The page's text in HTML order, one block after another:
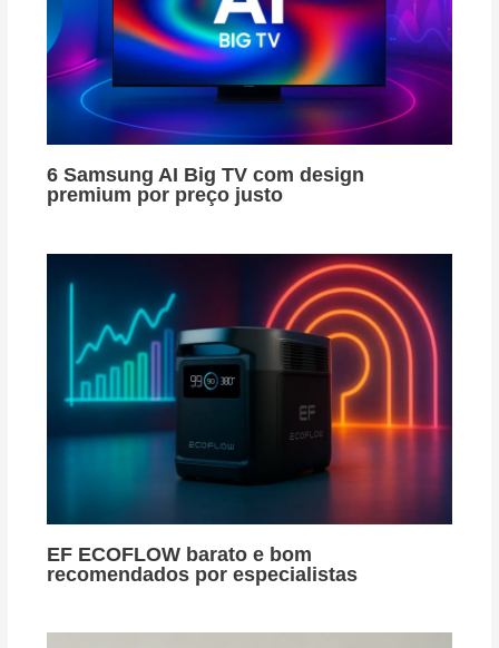
6 Samsung AI Big TV com design
premium por preço justo
EF ECOFLOW barato e bom
recomendados por especialistas